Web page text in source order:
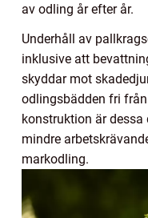
av odling år efter år.
Underhåll av
inklusive att
skyddar mot
odlingsbädden fri
konstruktion är
mindre
markodling.